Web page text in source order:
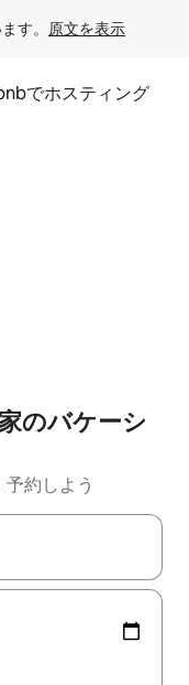
す。 原文を表示
でホスティング
のバケーシ
約しよう
ーを使って移動するか